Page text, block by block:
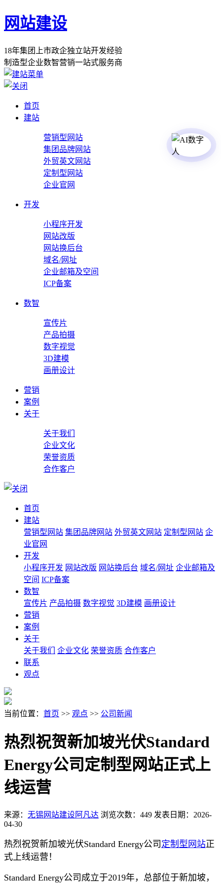
网站建设
18年集团 上市政企独立站开发经验
制 造型企业数智营销一站式服务商
首页
建站
营销型网站
集团品牌网站
外贸英文网站
定制型网站
企业官网
开发
小程序开发
网站改版
网站换后台
域名/网址
企业邮箱及空间
ICP备案
数智
宣传片
产品拍摄
数字视觉
3D建模
画册设计
营销
案例
关于
关于我们
企业文化
荣誉资质
合作客户
首页
建站
营销型网站 集团品牌网站 外贸英文网站 定制型网站 企
业官网
开发
小程序开发 网站改版 网站换后台 域名/网址 企业邮箱及
空间 ICP备案
数智
宣传片 产品拍摄 数字视觉 3D建模 画册设计
营销
案例
关于
关于我们
企业文化 荣誉资质 合作客户
联系
观点
当前位置： 首页 >> 观点 >> 公司新闻
热烈祝贺新加坡光伏Standard
Energy公司定制型网站正式上
线运营
来源： 无锡网站建设阿凡达 浏览次数：449 发表日期：2026-
04-30
热烈祝贺新加坡光伏Standard Energy公司 定制型网站正
式上线运营！
Standard Energy公司成立于2019年，总部位于新加坡，